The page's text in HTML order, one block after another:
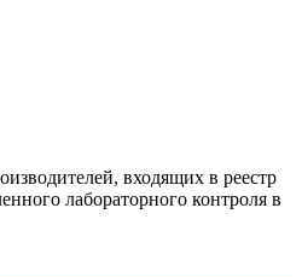
входящих в реестр
лабораторного контроля в